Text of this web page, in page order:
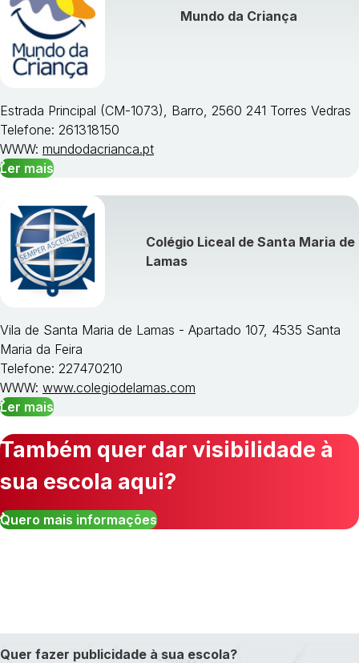
Mundo da Criança
Estrada Principal (CM-1073), Barro, 2560 241 Torres Vedras
Telefone: 261318150
WWW: mundodacrianca.pt
Ler mais
Colégio Liceal de Santa Maria de
Lamas
Vila de Santa Maria de Lamas - Apartado 107, 4535 Santa
Maria da Feira
Telefone: 227470210
WWW: www.colegiodelamas.com
Ler mais
Também quer dar visibilidade à
sua escola aqui?
Quero mais informações
Quer fazer publicidade à sua escola?